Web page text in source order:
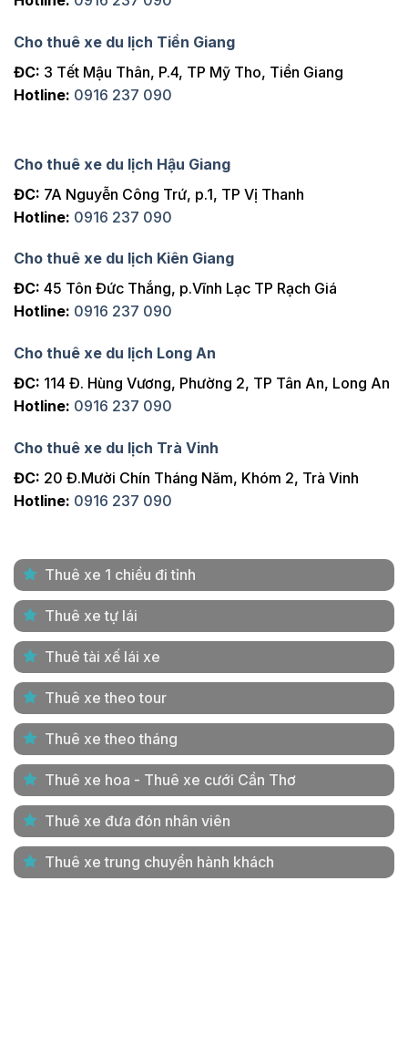
Cho thuê xe du lịch Tiền Giang
ĐC: 3 Tết Mậu Thân, P.4, TP Mỹ Tho, Tiền Giang
Hotline: 0916 237 090
Cho thuê xe du lịch Hậu Giang
ĐC: 7A Nguyễn Công Trứ, p.1, TP Vị Thanh
Hotline: 0916 237 090
Cho thuê xe du lịch Kiên Giang
ĐC: 45 Tôn Đức Thắng, p.Vĩnh Lạc TP Rạch Giá
Hotline: 0916 237 090
Cho thuê xe du lịch Long An
ĐC: 114 Đ. Hùng Vương, Phường 2, TP Tân An, Long An
Hotline: 0916 237 090
Cho thuê xe du lịch Trà Vinh
ĐC: 20 Đ.Mười Chín Tháng Năm, Khóm 2, Trà Vinh
Hotline: 0916 237 090
Thuê xe 1 chiều đi tỉnh
Thuê xe tự lái
Thuê tài xế lái xe
Thuê xe theo tour
Thuê xe theo tháng
Thuê xe hoa - Thuê xe cưới Cần Thơ
Thuê xe đưa đón nhân viên
Thuê xe trung chuyển hành khách